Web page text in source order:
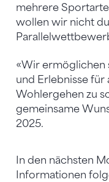
mehrere
wollen wir nicht
«Wir ermöglichen
und Erlebnisse für
Wohlergehen zu
gemeinsame
2025.
In den nächsten
Informationen